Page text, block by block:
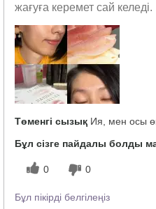
жағуға керемет сай келеді.
Төменгі сызық Ия, мен осы
Бұл сізге пайдалы болды
0 0
Бұл пікірді белгілеңіз